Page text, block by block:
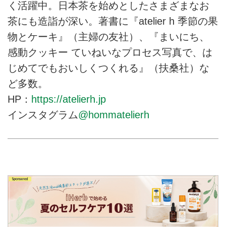
く活躍中。日本茶を始めとしたさまざまなお
茶にも造詣が深い。著書に『atelier h 季節の果
物とケーキ』（主婦の友社）、『まいにち、
感動クッキー ていねいなプロセス写真で、は
じめてでもおいしくつくれる』（扶桑社）な
ど多数。
HP： https://atelierh.jp
インスタグラム@hommatelierh